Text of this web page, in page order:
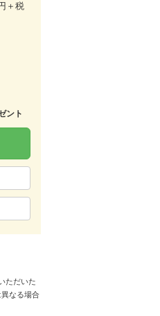
＋税
ント
ただいた
なる場合